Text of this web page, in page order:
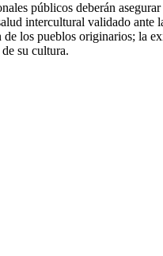
públicos deberán
intercultural validado ante
los pueblos originarios; la
su cultura.